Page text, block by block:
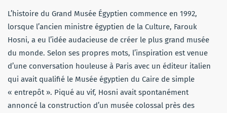
L’histoire du Grand Musée Égyptien commence en 1992,
lorsque l’ancien ministre égyptien de la Culture, Farouk
Hosni, a eu l’idée audacieuse de créer le plus grand musée
du monde. Selon ses propres mots, l’inspiration est venue
d’une conversation houleuse à Paris avec un éditeur italien
qui avait qualifié le Musée égyptien du Caire de simple
« entrepôt ». Piqué au vif, Hosni avait spontanément
annoncé la construction d’un musée colossal près des